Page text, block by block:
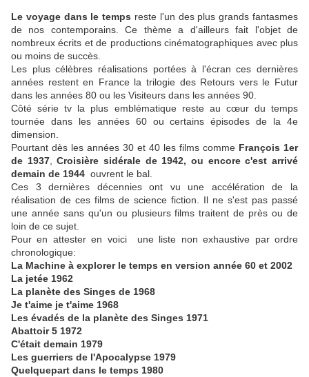
Le voyage dans le temps reste l'un des plus grands fantasmes
de nos contemporains. Ce thème a d'ailleurs fait l'objet de
nombreux écrits et de productions cinématographiques avec plus
ou moins de succès.
Les plus célèbres réalisations portées à l'écran ces dernières
années restent en France la trilogie des Retours vers le Futur
dans les années 80 ou les Visiteurs dans les années 90.
Côté série tv la plus emblématique reste au cœur du temps
tournée dans les années 60 ou certains épisodes de la 4e
dimension.
Pourtant dès les années 30 et 40 les films comme François 1er
de 1937,Croisière sidérale de 1942, ou encore c'est arrivé
demain de 1944 ouvrent le bal.
Ces 3 dernières décennies ont vu une accélération de la
réalisation de ces films de science fiction. Il ne s'est pas passé
une année sans qu'un ou plusieurs films traitent de près ou de
loin de ce sujet.
Pour en attester en voici une liste non exhaustive par ordre
chronologique:
La Machine à explorer le temps en version année 60 et 2002
La jetée 1962
La planète des Singes de 1968
Je t'aime je t'aime 1968
Les évadés de la planète des Singes 1971
Abattoir 5 1972
C'était demain 1979
Les guerriers de l'Apocalypse 1979
Quelquepart dans le temps 1980